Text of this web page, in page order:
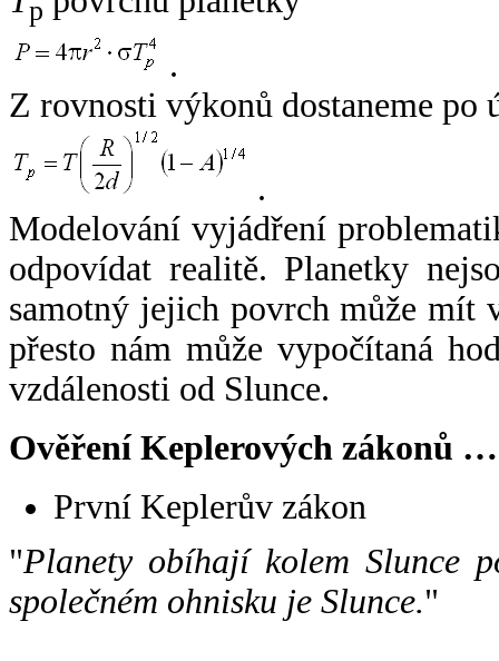
p
.
Z rovnosti výkonů dostaneme po
.
Modelování vyjádření
odpovídat realitě. Planetky
samotný jejich povrch může mít
přesto nám může vypočítaná
vzdálenosti od Slunce.
Ověření Keplerových zákonů …
První Keplerův zákon
"Planety obíhají kolem Slunce
společném ohnisku je Slunce."